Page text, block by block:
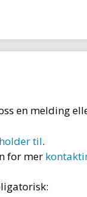
en melding
til.
for mer